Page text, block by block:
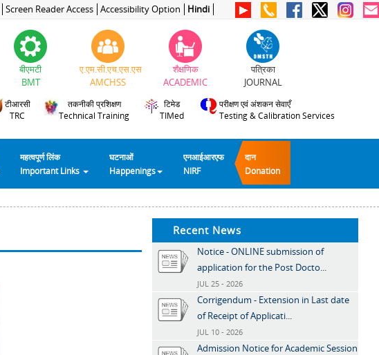
Screen Reader Access Accessibility Option Hindi
बीएमटी
BMT
ए.एम.सी.एच.एस.एस
AMCHSS
शैक्षणिक
ACADEMIC
पत्रिका
JOURNAL
टीआरसी
TRC
तकनीकी प्रशिक्षण
Technical Training
टिमेड
TIMed
परीक्षण एवं अंशकन सेवाएँ
Testing & Calibration Services
महत्वपूर्ण लिंक
Important Links
घटनाओं
Happenings
एनआईआरएफ
NIRF
दान
Donation
Recent News
Notice - ONLINE submission of
application for the Post Docto...
JUL 25 - 2026
Corrigendum - Extension in Last date
of Receipt of Applicati...
JUL 10 - 2026
Admission Notice for Academic Session